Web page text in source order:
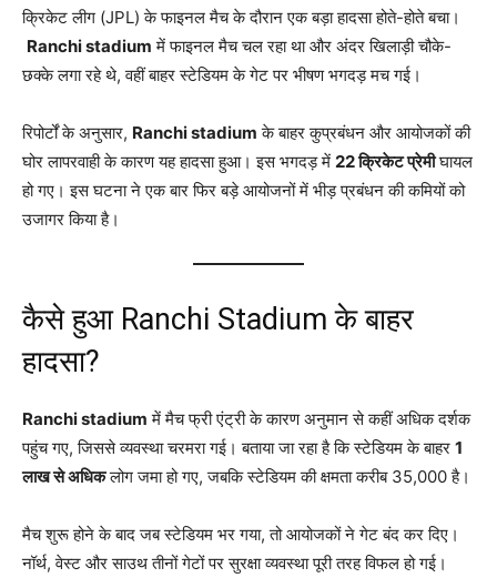
क्रिकेट लीग (JPL) के फाइनल मैच के दौरान एक बड़ा हादसा होते-होते बचा।
Ranchi stadium में फाइनल मैच चल रहा था और अंदर खिलाड़ी चौके-
छक्के लगा रहे थे, वहीं बाहर स्टेडियम के गेट पर भीषण भगदड़ मच गई ।
रिपोर्टों के अनुसार, Ranchi stadium के बाहर कुप्रबंधन और आयोजकों की
घोर लापरवाही के कारण यह हादसा हुआ। इस भगदड़ में 22 क्रिकेट प्रेमीघायल
हो गए । इस घटना ने एक बार फिर बड़े आयोजनों में भीड़ प्रबंधन की कमियों को
उजागर किया है।
कैसे हुआ Ranchi Stadium के बाहर
हादसा?
Ranchi stadium में मैच फ्री एंट्री के कारण अनुमान से कहीं अधिक दर्शक
पहुंच गए, जिससे व्यवस्था चरमरा गई । बताया जा रहा है कि स्टेडियम के बाहर 1
लाख से अधिकलोग जमा हो गए, जबकि स्टेडियम की क्षमता करीब 35,000 है।
मैच शुरू होने के बाद जब स्टेडियम भर गया, तो आयोजकों ने गेट बंद कर दिए ।
नॉर्थ, वेस्ट और साउथ तीनों गेटों पर सुरक्षा व्यवस्था पूरी तरह विफल हो गई।